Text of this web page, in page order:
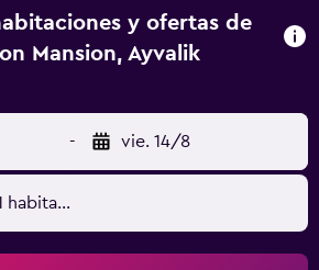
y ofertas de
Mansion, Ayvalik
- vie. 14/8
habitación